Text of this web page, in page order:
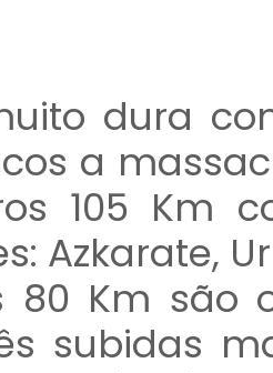
dura
a
105 Km
Azkarate,
80 Km são
subidas